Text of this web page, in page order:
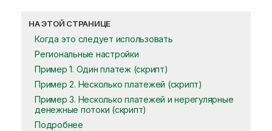
НА ЭТОЙ СТРАНИЦЕ
Когда это следует использовать
Региональные настройки
Пример 1. Один платеж (скрипт)
Пример 2. Несколько платежей (скрипт)
Пример 3. Несколько платежей и нерегулярные
денежные потоки (скрипт)
Подробнее